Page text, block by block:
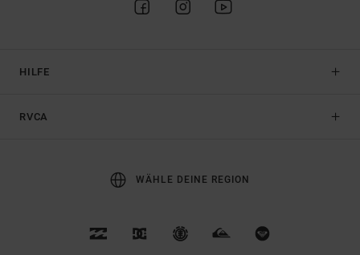
HILFE
RVCA
WÄHLE DEINE REGION